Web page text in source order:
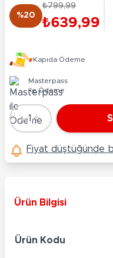
%20
₺799,99
₺639,99
Kapıda Ödeme
Masterpass
ile Ödeme
Adet
-1 +
Fiyat düştüğünde
Ürün Bilgisi
Ürün Kodu